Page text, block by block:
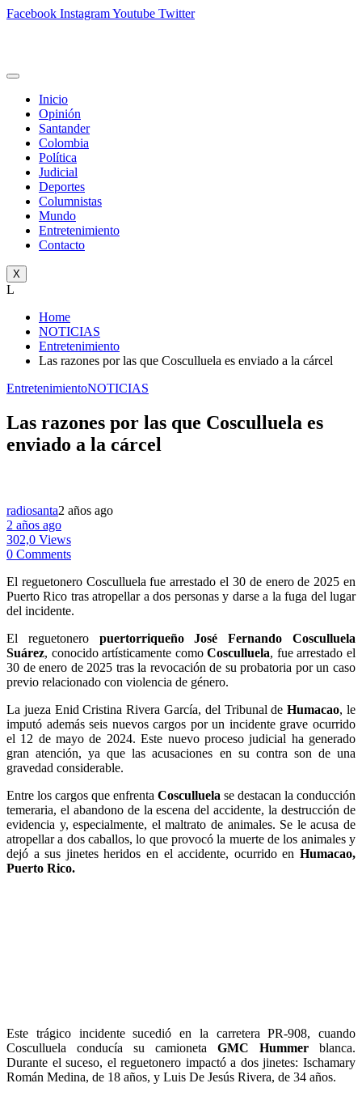
Facebook InstagramYoutube Twitter
Inicio
Opinión
Santander
Colombia
Política
Judicial
Deportes
Columnistas
Mundo
Entretenimiento
Contacto
X
L
Home
NOTICIAS
Entretenimiento
Las razones por las que Cosculluela es enviado a la cárcel
EntretenimientoNOTICIAS
Las razones por las que Cosculluela es
enviado a la cárcel
radiosanta2 años ago
2 años ago
302,0 Views
0 Comments
El reguetonero Cosculluela fue arrestado el 30 de enero de 2025 en
Puerto Rico tras atropellar a dos personas y darse a la fuga del lugar
del incidente.
El reguetonero puertorriqueño José Fernando Cosculluela
Suárez, conocido artísticamente comoCosculluela, fue arrestado el
30 de enero de 2025 tras la revocación de su probatoria por un caso
previo relacionado con violencia de género.
La jueza Enid Cristina Rivera García, del Tribunal deHumacao, le
imputó además seis nuevos cargos por un incidente grave ocurrido
el 12 de mayo de 2024. Este nuevo proceso judicial ha generado
gran atención, ya que las acusaciones en su contra son de una
gravedad considerable.
Entre los cargos que enfrenta Cosculluela se destacan la conducción
temeraria, el abandono de la escena del accidente, la destrucción de
evidencia y, especialmente, el maltrato de animales. Se le acusa de
atropellar a dos caballos, lo que provocó la muerte de los animales y
dejó a sus jinetes heridos en el accidente, ocurrido en Humacao,
Puerto Rico.
Este trágico incidente sucedió en la carretera PR-908, cuando
Cosculluela conducía su camioneta GMC Hummer blanca.
Durante el suceso, el reguetonero impactó a dos jinetes: Ischamary
Román Medina, de 18 años, y Luis De Jesús Rivera, de 34 años.